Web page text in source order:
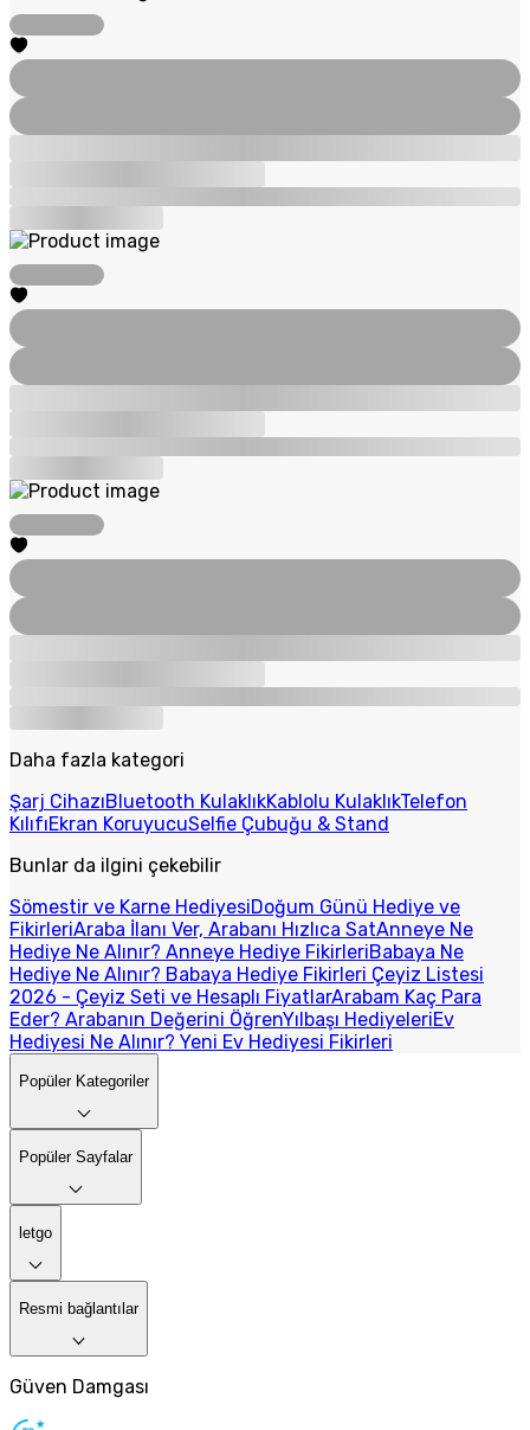
Daha fazla kategori
Şarj CihazıBluetooth KulaklıkKablolu KulaklıkTelefon
KılıfıEkran KoruyucuSelfie Çubuğu & Stand
Bunlar da ilgini çekebilir
Sömestir ve Karne HediyesiDoğum Günü Hediye ve
FikirleriAraba İlanı Ver, Arabanı Hızlıca SatAnneye Ne
Hediye Ne Alınır? Anneye Hediye FikirleriBabaya Ne
Hediye Ne Alınır? Babaya Hediye Fikirleri Çeyiz Listesi
2026 - Çeyiz Seti ve Hesaplı FiyatlarArabam Kaç Para
Eder? Arabanın Değerini ÖğrenYılbaşı HediyeleriEv
Hediyesi Ne Alınır? Yeni Ev Hediyesi Fikirleri
Popüler Kategoriler
Popüler Sayfalar
letgo
Resmi bağlantılar
Güven Damgası